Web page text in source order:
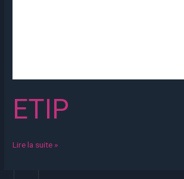
ETIP
Lire la suite »